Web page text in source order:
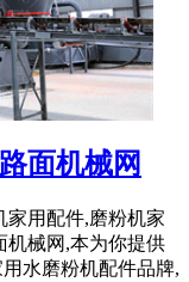
面机械网
家用配件,磨粉机家
机械网,本为你提供
水磨粉机配件品牌,